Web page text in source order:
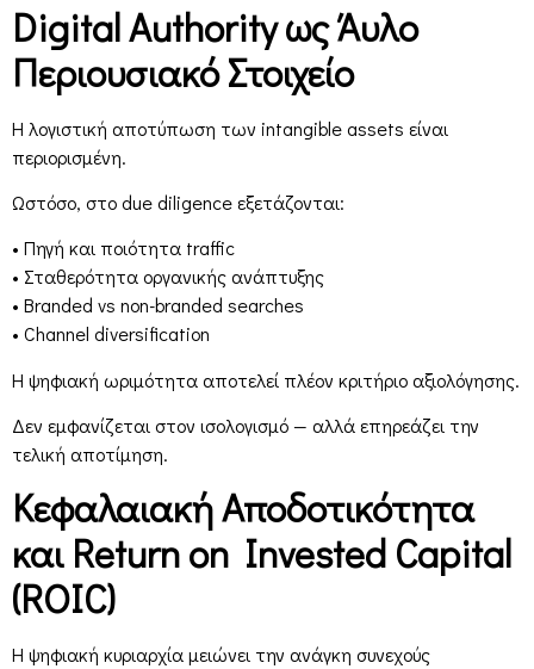
Digital Authority ως Άυλο
Περιουσιακό Στοιχείο
Η λογιστική αποτύπωση των intangible assets είναι
περιορισμένη.
Ωστόσο, στο due diligence εξετάζονται:
• Πηγή και ποιότητα traffic
• Σταθερότητα οργανικής ανάπτυξης
• Branded vs non-branded searches
• Channel diversification
Η ψηφιακή ωριμότητα αποτελεί πλέον κριτήριο αξιολόγησης.
Δεν εμφανίζεται στον ισολογισμό — αλλά επηρεάζει την
τελική αποτίμηση.
Κεφαλαιακή Αποδοτικότητα
και Return on Invested Capital
(ROIC)
Η ψηφιακή κυριαρχία μειώνει την ανάγκη συνεχούς